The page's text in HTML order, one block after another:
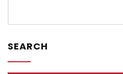
SEARCH